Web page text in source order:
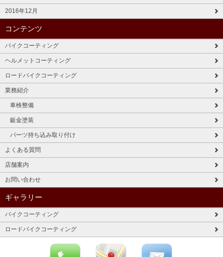
2016年12月
コンテンツ
バイクコーティング
ヘルメットコーティング
ロードバイクコーティング
業務紹介
車検整備
鈑金塗装
パーツ持ち込み取り付け
よくある質問
店舗案内
お問い合わせ
ギャラリー
バイクコーティング
ロードバイクコーティング